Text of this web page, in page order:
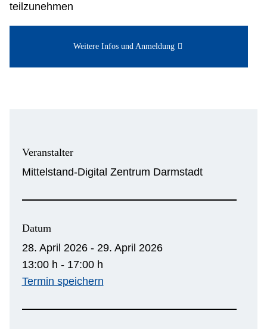
teilzunehmen
Weitere Infos und Anmeldung
Veranstalter
Mittelstand-Digital Zentrum Darmstadt
Datum
28. April 2026 - 29. April 2026
13:00 h - 17:00 h
Termin speichern